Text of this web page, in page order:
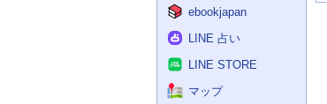
ebookjapan
LINE 占い
LINE STORE
マップ